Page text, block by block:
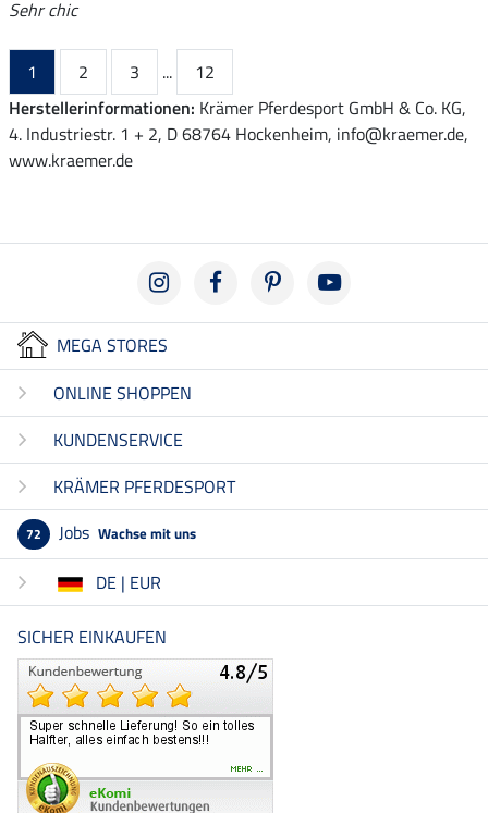
Sehr chic
1 2 3 ...
12
Herstellerinformationen: Krämer Pferdesport GmbH & Co. KG,
4. Industriestr. 1 + 2, D 68764 Hockenheim, info@kraemer.de,
www.kraemer.de
MEGA STORES
ONLINE SHOPPEN
KUNDENSERVICE
KRÄMER PFERDESPORT
72 Jobs Wachse mit uns
DE | EUR
SICHER EINKAUFEN